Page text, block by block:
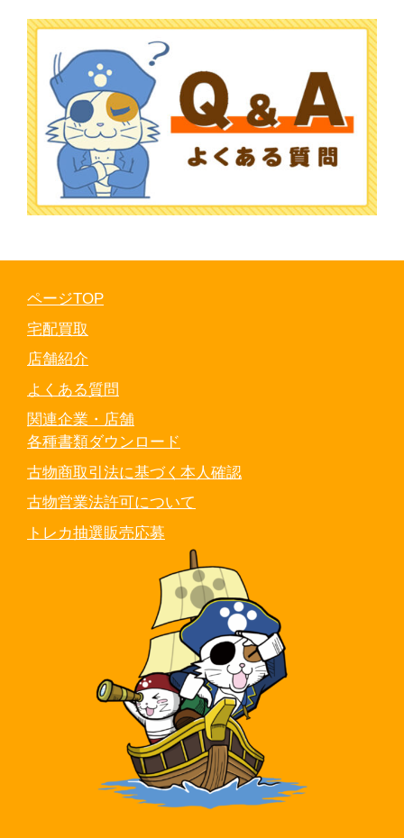
ページTOP
宅配買取
店舗紹介
よくある質問
関連企業・店舗
各種書類ダウンロード
古物商取引法に基づく本人確認
古物営業法許可について
トレカ抽選販売応募